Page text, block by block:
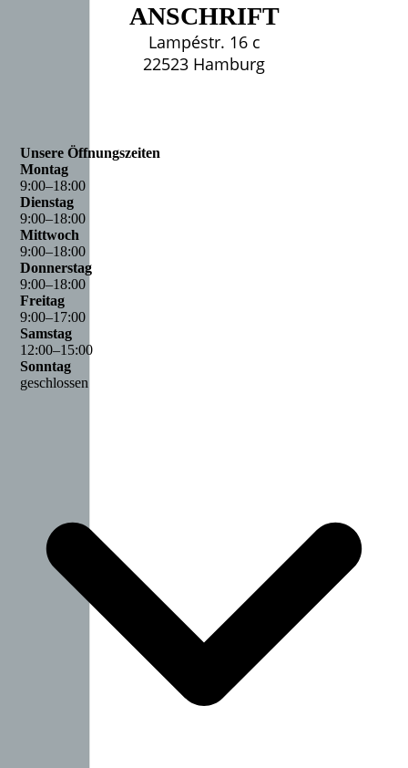
ANSCHRIFT
Lampéstr. 16 c
22523 Hamburg
Unsere Öffnungszeiten
Montag
9:00–18:00
Dienstag
9:00–18:00
Mittwoch
9:00–18:00
Donnerstag
9:00–18:00
Freitag
9:00–17:00
Samstag
12:00–15:00
Sonntag
geschlossen